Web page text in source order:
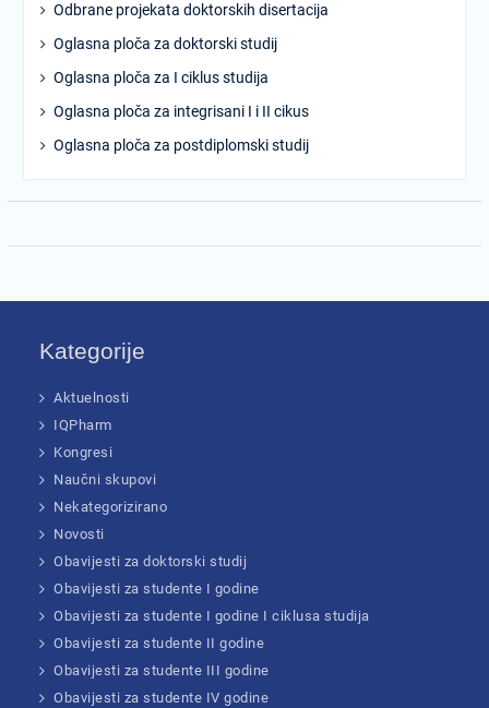
Odbrane projekata doktorskih disertacija
Oglasna ploča za doktorski studij
Oglasna ploča za I ciklus studija
Oglasna ploča za integrisani I i II cikus
Oglasna ploča za postdiplomski studij
Kategorije
Aktuelnosti
IQPharm
Kongresi
Naučni skupovi
Nekategorizirano
Novosti
Obavijesti za doktorski studij
Obavijesti za studente I godine
Obavijesti za studente I godine I ciklusa studija
Obavijesti za studente II godine
Obavijesti za studente III godine
Obavijesti za studente IV godine